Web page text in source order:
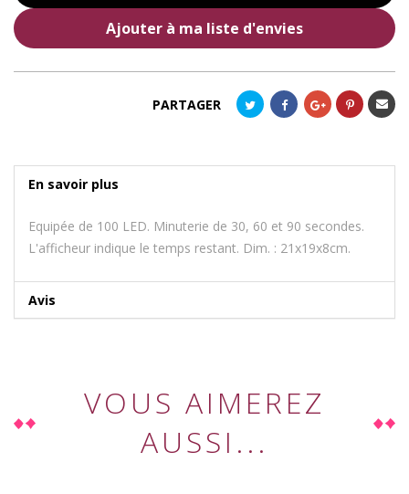
Ajouter à ma liste d'envies
à un
PARTAGER
En savoir plus
Equipée de 100 LED. Minuterie de 30, 60 et 90 secondes.
L'afficheur indique le temps restant. Dim. : 21x19x8cm.
Avis
VOUS AIMEREZ
AUSSI...